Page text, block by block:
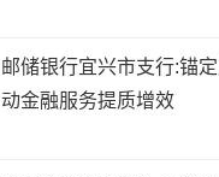
邮储银行宜兴市支行:锚
动金融服务提质增效